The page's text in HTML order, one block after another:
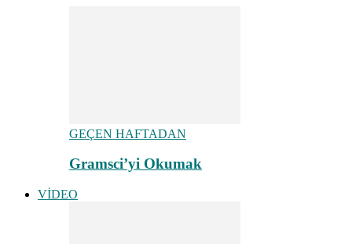
GEÇEN HAFTADAN
Gramsci’yi Okumak
VİDEO